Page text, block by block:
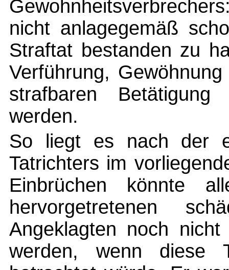
nicht anlagegemäß
Straftat bestanden zu
Verführung,
strafbaren
werden.
So liegt es nach der
Tatrichters im
Einbrüchen könnte
hervorgetretenen
Angeklagten noch
werden, wenn diese